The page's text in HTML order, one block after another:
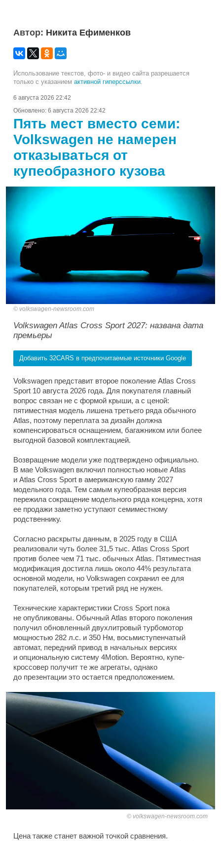
Автор: Никита Ефименков
Использование текстов, фото- и видео сайта разрешается
только с указанием активной гиперссылки
6 августа 2026 22:42
Обновлено: 6 августа 2026 22:42
Пять мест вместо семи:
Volkswagen не намерен
отказываться от
купеобразного кузова
volkswagen-newsroom.com
Volkswagen Atlas Cross Sport 2027: названа дата
премьеры
Добавить 32CARS в предпочитаемые источники Google
Volkswagen представит второе поколение Atlas Cross
Sport 10 августа 2026 года. Для покупателя главный
вопрос связан не с формой крыши, а с ценой:
пятиместная модель лишена третьего ряда обычного
Atlas, поэтому переплата за дизайн должна
компенсироваться оснащением, багажником или более
выгодной базовой комплектацией.
Возвращение модели уже подтверждено официально.
В мае Volkswagen включил полностью новые Atlas
и Atlas Cross Sport в американскую гамму 2027
модельного года. Тем самым купеобразная версия
пережила сокращение модельного ряда концерна, хотя
ее продажи заметно уступают семиместному
родственнику.
Согласно раскрыты данным, в 2025 году в США
реализовали чуть более 31,5 тыс. Atlas Cross Sport
против более чем 71 тыс. обычных Atlas. Пятиместная
модификация достигла лишь около 44% результата
основной модели, но Volkswagen сохранил ее для
покупателей, которым третий ряд не нужен.
Технические характеристики Cross Sport пока
не опубликованы. Обычный Atlas второго поколения
получил обновленный двухлитровый турбомотор
мощностью 282 л.с. и 350 Нм, восьмиступенчатый
автомат, передний привод в начальных версиях
и опциональную систему 4Motion. Вероятно, купе-
кроссовер получит те же агрегаты, однако
до презентации это остается предположением.
volkswagen-newsroom.com
Цена также станет важной точкой сравнения.